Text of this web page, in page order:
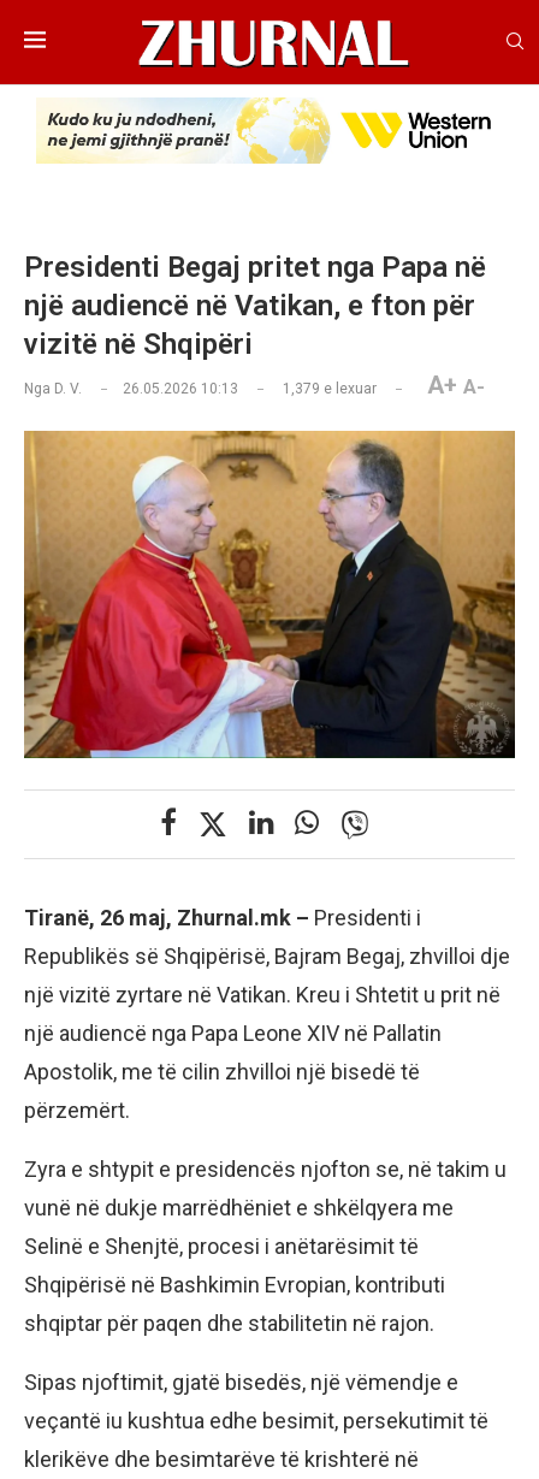
Presidenti Begaj pritet nga Papa në
një audiencë në Vatikan, e fton për
vizitë në Shqipëri
Nga D. V. 26.05.2026 10:13 1,379 e lexuar A+ A-
Tiranë, 26 maj, Zhurnal.mk – Presidenti i
Republikës së Shqipërisë, Bajram Begaj, zhvilloi dje
një vizitë zyrtare në Vatikan. Kreu i Shtetit u prit në
një audiencë nga Papa Leone XIV në Pallatin
Apostolik, me të cilin zhvilloi një bisedë të
përzemërt.
Zyra e shtypit e presidencës njofton se, në takim u
vunë në dukje marrëdhëniet e shkëlqyera me
Selinë e Shenjtë, procesi i anëtarësimit të
Shqipërisë në Bashkimin Evropian, kontributi
shqiptar për paqen dhe stabilitetin në rajon.
Sipas njoftimit, gjatë bisedës, një vëmendje e
veçantë iu kushtua edhe besimit, persekutimit të
klerikëve dhe besimtarëve të krishterë në